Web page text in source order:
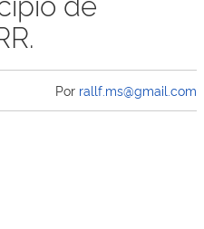
Por rallf.ms@gmail.com